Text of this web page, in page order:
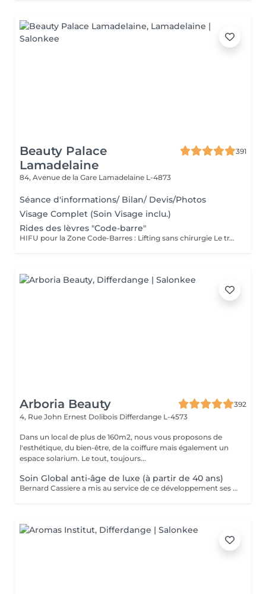
Beauty Palace
Lamadelaine
391
84, Avenue de la Gare Lamadelaine L-4873
Séance d'informations/ Bilan/ Devis/Photos
Visage Complet (Soin Visage inclu.)
Rides des lèvres "Code-barre"
HIFU pour la Zone Code-Barres : Lifting sans chirurgie Le traitement HIFU (Ultrasons Focalisés de Haute Intensité) est une solution non invasive qui agit en profondeur pour traiter les rides verticales au-dessus des lèvres, communément appelées code-barres. En ciblant les couches profondes de la peau, le HIFU stimule la production de collagène et de fibres élastiques, redonnant ainsi fermeté, tonicité et jeunesse à cette zone délicate. Quels sont les bienfaits ? Lissage des rides verticales autour de la bouche Effet raffermissant et lifting naturel Résultats visibles après une seule séance, avec un effet durable qui se renforce dans les mois qui suivent Traitement non invasif, sans injection ni chirurgie Pourquoi choisir le HIFU ? Le HIFU est une alternative idéale aux traitements chirurgicaux pour rajeunir et raffermir la peau du visage, en particulier la zone code-barres. Ce soin stimule naturellement la production de collagène, vous offrant ainsi un résultat naturel, sans période de récupération. Découvrez un sourire plus lisse et une peau redynamisée grâce à notre traitement HIFU !
Arboria Beauty
392
4, Rue John Ernest Dolibois Differdange L-4573
Dans un local de plus de 160m2, nous vous proposons de
l'esthétique, du bien-être, de la coiffure mais également un
espace solarium. Le tout, toujours...
Soin Global anti-âge de luxe (à partir de 40 ans)
Bernard Cassiere a mis au service de ce développement ses formulateurs les plus expérimentés, sélectionnant avec le plus grand soin les ingrédients les plus précieux et les plus efficaces... Élaboré avec soin comme un bijou pour améliorer la qualité et l'éclat de votre teint. Action: Dynamiser le renouvellement cellulaire. Rétablir l'élasticité et resynchroniser le processus de mélanisation. Nourrir pour redensifier les tissus.